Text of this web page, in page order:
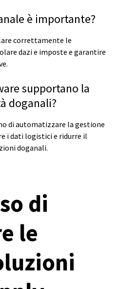
è importante?
correttamente le
dazi e imposte e garantire
supportano la
doganali?
di automatizzare la gestione
i dati logistici e ridurre il
doganali.
di
le